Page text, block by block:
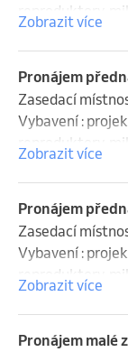
reproduktory,
šatna
Zobrazit více
Pronájem
Zasedací
Vybavení :
reproduktory,
Zobrazit více
Pronájem
Zasedací
Vybavení :
reproduktory,
Zobrazit více
Pronájem malé